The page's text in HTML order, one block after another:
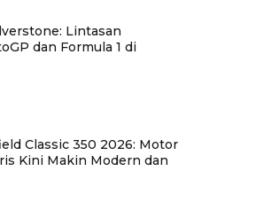
Lintasan
dan Formula 1 di
Classic 350 2026: Motor
Kini Makin Modern dan